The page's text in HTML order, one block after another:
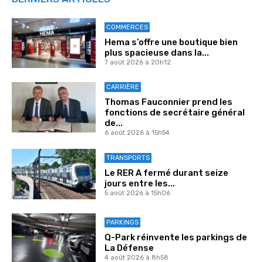
COMMERCES
Hema s’offre une boutique bien
plus spacieuse dans la...
7 août 2026 à 20h12
CARRIÈRE
Thomas Fauconnier prend les
fonctions de secrétaire général
de...
6 août 2026 à 15h54
TRANSPORTS
Le RER A fermé durant seize
jours entre les...
5 août 2026 à 15h06
PARKINGS
Q-Park réinvente les parkings de
La Défense
4 août 2026 à 8h58